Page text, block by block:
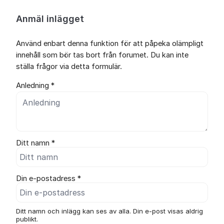
Anmäl inlägget
Använd enbart denna funktion för att påpeka olämpligt
innehåll som bör tas bort från forumet. Du kan inte
ställa frågor via detta formulär.
Anledning *
Ditt namn *
Din e-postadress *
Ditt namn och inlägg kan ses av alla. Din e-post visas aldrig
publikt.